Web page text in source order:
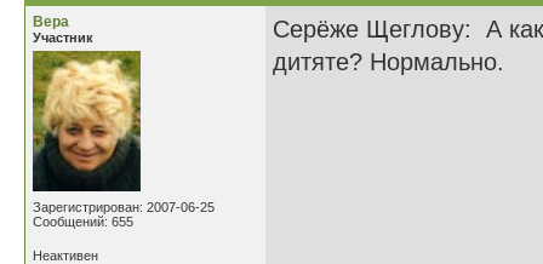
Вера
Участник
Зарегистрирован: 2007-06-25
Сообщений: 655
Серёже Щеглову: А как
дитяте? Нормально.
Неактивен